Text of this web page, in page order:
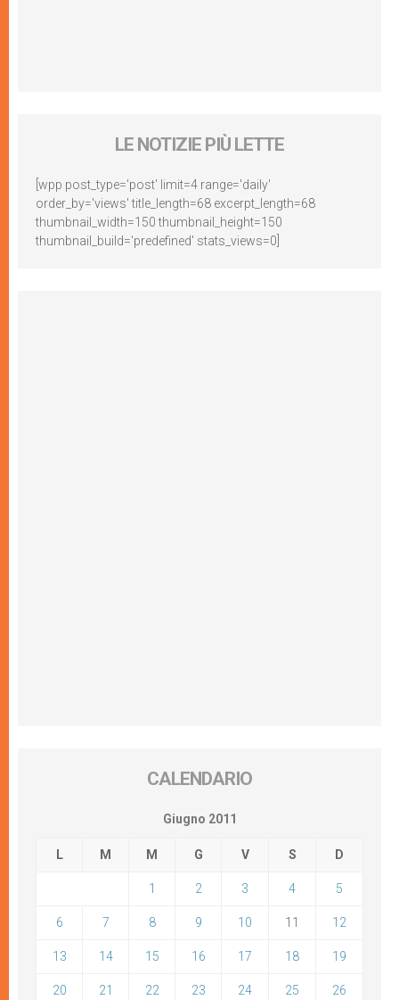
LE NOTIZIE PIÙ LETTE
[wpp post_type='post' limit=4 range='daily'
order_by='views' title_length=68 excerpt_length=68
thumbnail_width=150 thumbnail_height=150
thumbnail_build='predefined' stats_views=0]
CALENDARIO
Giugno 2011
L M M G V S D
1 2 3 4 5
6 7 8 9 10 11 12
13 14 15 16 17 18 19
20 21 22 23 24 25 26